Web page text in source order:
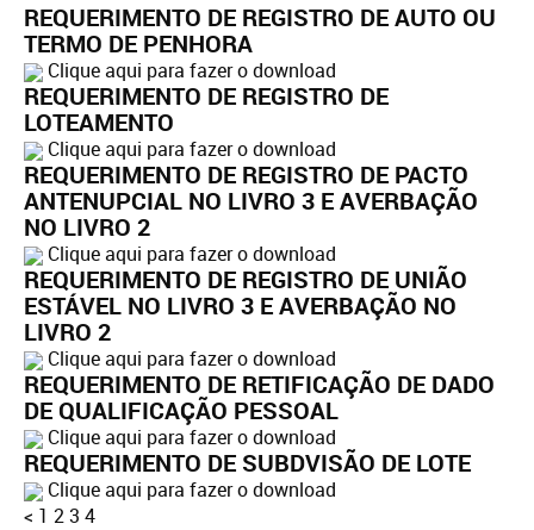
REQUERIMENTO DE REGISTRO DE AUTO OU
TERMO DE PENHORA
Clique aqui para fazer o download
REQUERIMENTO DE REGISTRO DE
LOTEAMENTO
Clique aqui para fazer o download
REQUERIMENTO DE REGISTRO DE PACTO
ANTENUPCIAL NO LIVRO 3 E AVERBAÇÃO
NO LIVRO 2
Clique aqui para fazer o download
REQUERIMENTO DE REGISTRO DE UNIÃO
ESTÁVEL NO LIVRO 3 E AVERBAÇÃO NO
LIVRO 2
Clique aqui para fazer o download
REQUERIMENTO DE RETIFICAÇÃO DE DADO
DE QUALIFICAÇÃO PESSOAL
Clique aqui para fazer o download
REQUERIMENTO DE SUBDVISÃO DE LOTE
Clique aqui para fazer o download
< 1 23 4